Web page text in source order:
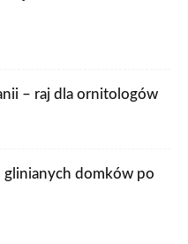
– raj dla ornitologów
glinianych domków po